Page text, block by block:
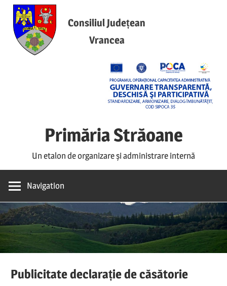
Skip
content
Consiliul Județean
Vrancea
Primăria Străoane
Un etalon de organizare și administrare internă
Navigation
Publicitate declarație de căsătorie